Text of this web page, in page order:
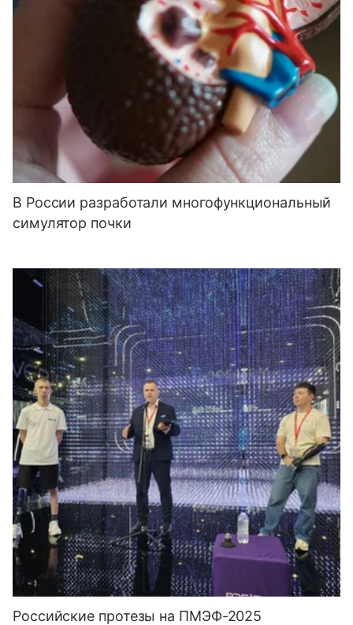
В России разработали многофункциональный
симулятор почки
Российские протезы на ПМЭФ-2025